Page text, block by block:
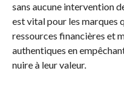
sans aucune intervention
est vital pour les marques
ressources financières et
authentiques en
nuire à leur valeur.